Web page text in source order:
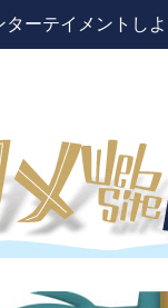
ーテイメントし